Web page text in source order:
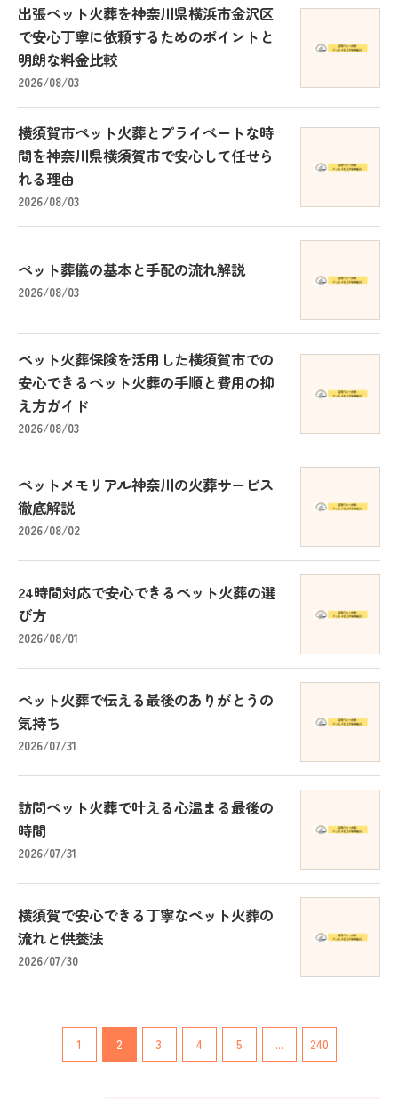
出張ペット火葬を神奈川県横浜市金沢区
で安心丁寧に依頼するためのポイントと
明朗な料金比較
2026/08/03
横須賀市ペット火葬とプライベートな時
間を神奈川県横須賀市で安心して任せら
れる理由
2026/08/03
ペット葬儀の基本と手配の流れ解説
2026/08/03
ペット火葬保険を活用した横須賀市での
安心できるペット火葬の手順と費用の抑
え方ガイド
2026/08/03
ペットメモリアル神奈川の火葬サービス
徹底解説
2026/08/02
24時間対応で安心できるペット火葬の選
び方
2026/08/01
ペット火葬で伝える最後のありがとうの
気持ち
2026/07/31
訪問ペット火葬で叶える心温まる最後の
時間
2026/07/31
横須賀で安心できる丁寧なペット火葬の
流れと供養法
2026/07/30
1 2 3 4 5 ... 240